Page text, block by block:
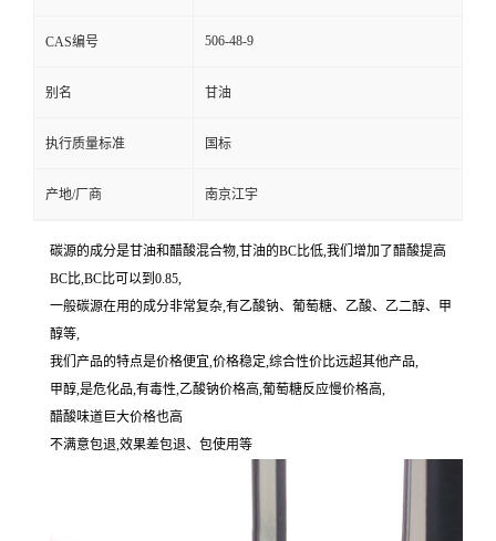
CAS编号 506-48-9
别名 甘油
执行质量标准 国标
产地/厂商 南京江宇
碳源的成分是甘油和醋酸混合物,甘油的BC比低,我们增加了醋酸提高
BC比,BC比可以到0.85,
一般碳源在用的成分非常复杂,有乙酸钠、葡萄糖、乙酸、乙二醇、甲
醇等,
我们产品的特点是价格便宜,价格稳定,综合性价比远超其他产品,
甲醇,是危化品,有毒性,乙酸钠价格高,葡萄糖反应慢价格高,
醋酸味道巨大价格也高
不满意包退,效果差包退、包使用等